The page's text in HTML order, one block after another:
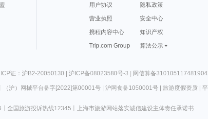
用户协议
隐私政策
营业执照
安全中心
携程内容中心
知识产权
Trip.com Group
算法公示
ICP证：沪B2-20050130 | 沪ICP备08023580号-3 | 网信算备
（沪）网械平台备字[2022]第00001号| 沪网食备1050001号| 旅游度假资质|
全国旅游投诉热线12345 上海市旅游网站落实诚信建设主体责任承诺书